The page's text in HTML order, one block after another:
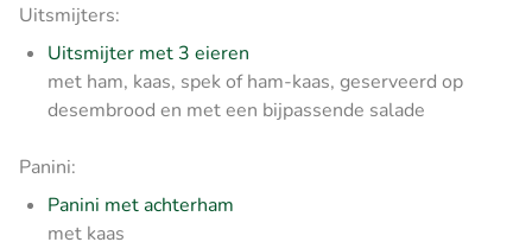
Uitsmijters:
Uitsmijter met 3 eieren
met ham, kaas, spek of ham-kaas, geserveerd op
desembrood en met een bijpassende salade
Panini:
Panini met achterham
met kaas